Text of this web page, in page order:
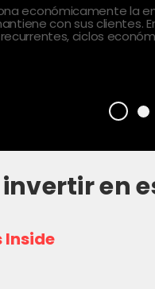
económicamente la
con sus clientes.
ciclos
en
Inside